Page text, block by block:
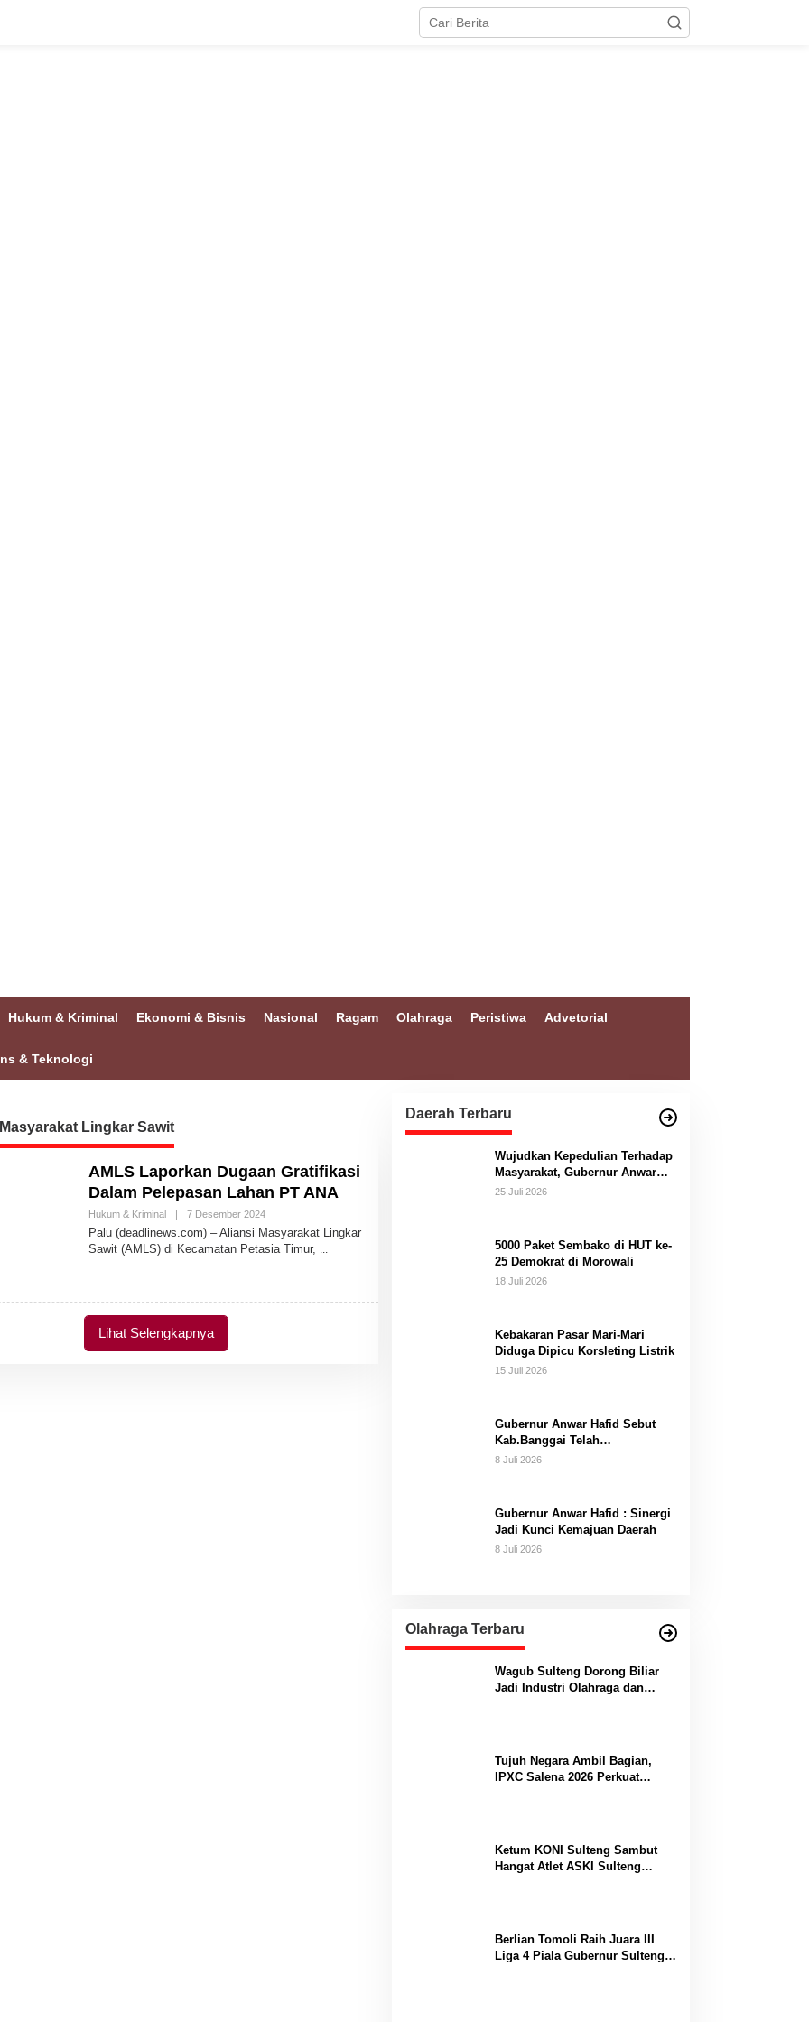
Hukum & Kriminal Ekonomi & Bisnis Nasional Ragam Olahraga Peristiwa Advetorial
& Teknologi
Lingkar Sawit
AMLS Laporkan Dugaan Gratifikasi
Dalam Pelepasan Lahan PT ANA
Hukum & Kriminal | 7 Desember 2024O
L
E
H
I
Palu (deadlinews.com) – Aliansi Masyarakat Lingkar
Sawit (AMLS) di Kecamatan Petasia Timur,
Lihat Selengkapnya
Daerah Terbaru
Wujudkan Kepedulian Terhadap
Masyarakat, Gubernur Anwar
Hafid Bangun Jembatan
25 Juli 2026
5000 Paket Sembako di HUT ke-
25 Demokrat di Morowali
18 Juli 2026
Kebakaran Pasar Mari-Mari
Diduga Dipicu Korsleting Listrik
15 Juli 2026
Gubernur Anwar Hafid Sebut
Kab.Banggai Telah
“Melahirkan” Generasi…
8 Juli 2026
Gubernur Anwar Hafid : Sinergi
Jadi Kunci Kemajuan Daerah
8 Juli 2026
Olahraga Terbaru
Wagub Sulteng Dorong Biliar
Jadi Industri Olahraga dan
Tujuh Negara Ambil Bagian,
IPXC Salena 2026 Perkuat
Ketum KONI Sulteng Sambut
Hangat Atlet ASKI Sulteng
Berlian Tomoli Raih Juara III
Liga 4 Piala Gubernur Sulteng